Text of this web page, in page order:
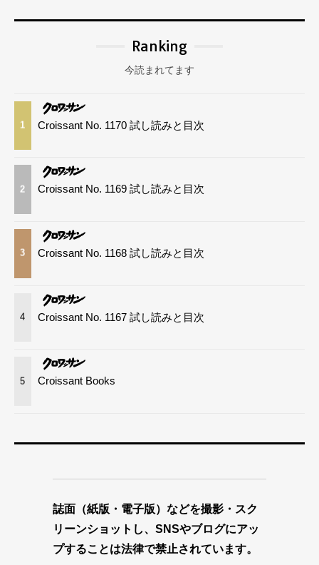
Ranking
今読まれてます
1 Croissant No. 1170 試し読みと目次
2 Croissant No. 1169 試し読みと目次
3 Croissant No. 1168 試し読みと目次
4 Croissant No. 1167 試し読みと目次
5 Croissant Books
誌面（紙版・電子版）などを撮影・スク
リーンショットし、SNSやブログにアッ
プすることは法律で禁止されています。